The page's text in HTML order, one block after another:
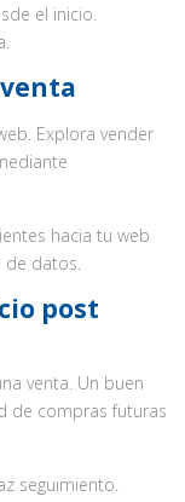
el inicio.
Explora vender
hacia tu web
datos.
post
venta. Un buen
de compras futuras
seguimiento.